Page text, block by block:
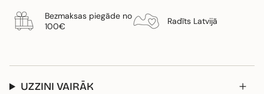
Bezmaksas piegāde no
100€
Radīts Latvijā
UZZINI VAIRĀK